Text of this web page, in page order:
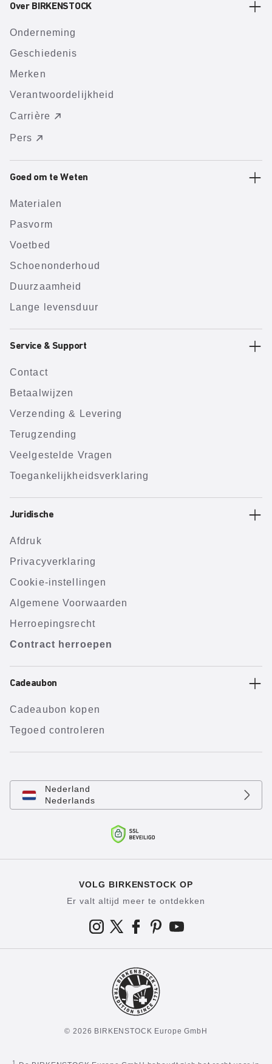
Over BIRKENSTOCK
Onderneming
Geschiedenis
Merken
Verantwoordelijkheid
Carrière
Pers
Goed om te Weten
Materialen
Pasvorm
Voetbed
Schoenonderhoud
Duurzaamheid
Lange levensduur
Service & Support
Contact
Betaalwijzen
Verzending & Levering
Terugzending
Veelgestelde Vragen
Toegankelijkheidsverklaring
Juridische
Afdruk
Privacyverklaring
Cookie-instellingen
Algemene Voorwaarden
Herroepingsrecht
Contract herroepen
Cadeaubon
Cadeaubon kopen
Tegoed controleren
Nederland
Nederlands
VOLG BIRKENSTOCK OP
Er valt altijd meer te ontdekken
© 2026 BIRKENSTOCK Europe GmbH